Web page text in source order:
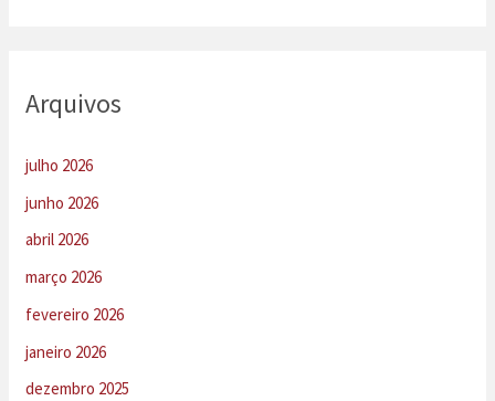
Arquivos
julho 2026
junho 2026
abril 2026
março 2026
fevereiro 2026
janeiro 2026
dezembro 2025